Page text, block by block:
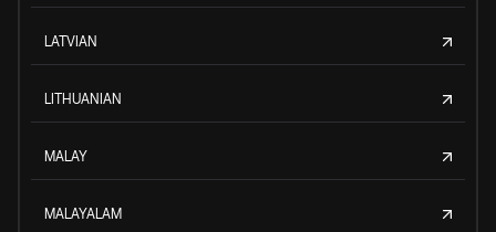
LATVIAN
LITHUANIAN
MALAY
MALAYALAM